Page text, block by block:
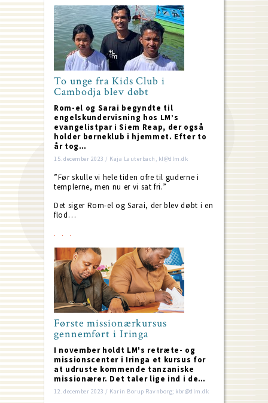
To unge fra Kids Club i
Cambodja blev døbt
Rom-el og Sarai begyndte til
engelskundervisning hos LM’s
evangelistpar i Siem Reap, der også
holder børneklub i hjemmet. Efter to
år tog…
15. december 2023 / Kaja Lauterbach, kl@dlm.dk
”Før skulle vi hele tiden ofre til guderne i
templerne, men nu er vi sat fri.”
Det siger Rom-el og Sarai, der blev døbt i en
flod…
Første missionærkursus
gennemført i Iringa
I november holdt LM's retræte- og
missionscenter i Iringa et kursus for
at udruste kommende tanzaniske
missionærer. Det taler lige ind i de…
12. december 2023 / Karin Borup Ravnborg; kbr@dlm.dk